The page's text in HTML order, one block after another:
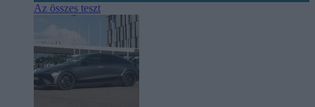
Az összes teszt